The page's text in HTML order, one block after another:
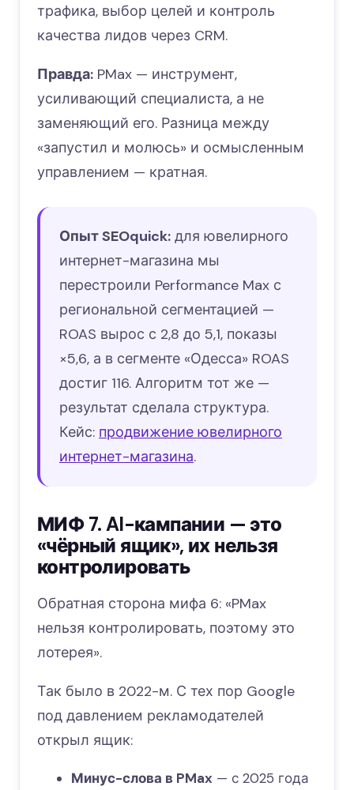
трафика, выбор целей и контроль
качества лидов через CRM.
Правда: PMax — инструмент,
усиливающий специалиста, а не
заменяющий его. Разница между
«запустил и молюсь» и осмысленным
управлением — кратная.
Опыт SEOquick: для ювелирного
интернет-магазина мы
перестроили Performance Max с
региональной сегментацией —
ROAS вырос с 2,8 до 5,1, показы
×5,6, а в сегменте «Одесса» ROAS
достиг 116. Алгоритм тот же —
результат сделала структура.
Кейс: продвижение ювелирного
интернет-магазина.
МИФ 7. AI-кампании — это
«чёрный ящик», их нельзя
контролировать
Обратная сторона мифа 6: «PMax
нельзя контролировать, поэтому это
лотерея».
Так было в 2022-м. С тех пор Google
под давлением рекламодателей
открыл ящик:
Минус-слова в PMax — с 2025 года